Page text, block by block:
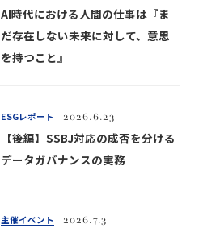
AI時代における人間の仕事は『ま
だ存在しない未来に対して、意思
を持つこと』
ESGレポート 2026.6.23
【後編】SSBJ対応の成否を分ける
データガバナンスの実務
主催イベント 2026.7.3